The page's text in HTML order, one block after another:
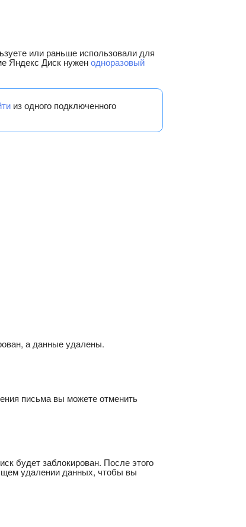
или раньше использовали для
Яндекс Диск нуженодноразовый
из одного подключенного
а данные удалены.
письма вы можете отменить
будет заблокирован. После этого
удалении данных, чтобы вы